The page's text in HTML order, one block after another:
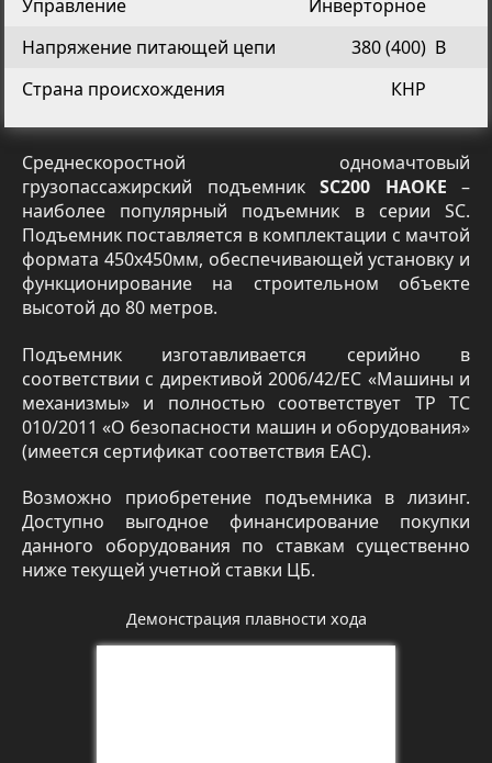
Управление
Инверторное
Напряжение питающей цепи
380 (400) В
Страна происхождения
КНР
Среднескоростной одномачтовый
грузопассажирский подъемник SC200 HAOKE –
наиболее популярный подъемник в серии SC.
Подъемник поставляется в комплектации с мачтой
формата 450х450мм, обеспечивающей установку и
функционирование на строительном объекте
высотой до 80 метров.
Подъемник изготавливается серийно в
соответствии с директивой 2006/42/ЕС «Машины и
механизмы» и полностью соответствует ТР ТС
010/2011 «О безопасности машин и оборудования»
(имеется сертификат соответствия EAC).
Возможно приобретение подъемника в лизинг.
Доступно выгодное финансирование покупки
данного оборудования по ставкам существенно
ниже текущей учетной ставки ЦБ.
Демонстрация плавности хода